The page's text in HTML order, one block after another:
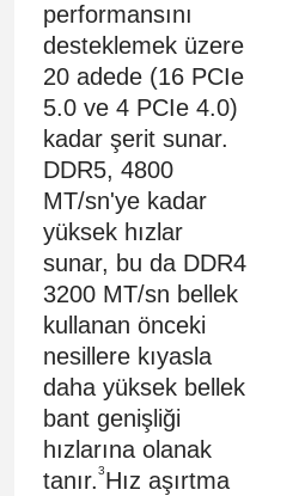
performansını
desteklemek üzere
20 adede (16 PCIe
5.0 ve 4 PCIe 4.0)
kadar şerit sunar.
DDR5, 4800
MT/sn'ye kadar
yüksek hızlar
sunar, bu da DDR4
3200 MT/sn bellek
kullanan önceki
nesillere kıyasla
daha yüksek bellek
bant genişliği
hızlarına olanak
tanır.3Hız aşırtma